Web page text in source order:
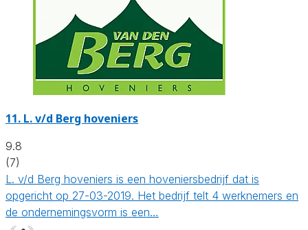
11. L. v/d Berg hoveniers
9.8
(7)
L. v/d Berg hoveniers is een hoveniersbedrijf dat is
opgericht op 27-03-2019. Het bedrijf telt 4 werknemers en
de ondernemingsvorm is een…